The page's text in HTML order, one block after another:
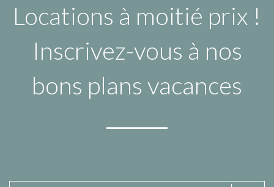
Locations à moitié prix !
Inscrivez-vous à nos
bons plans vacances